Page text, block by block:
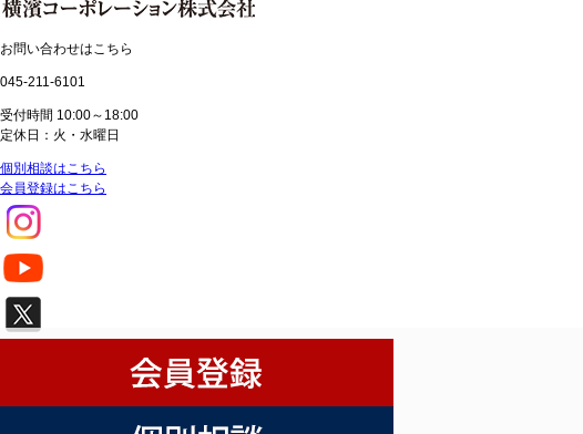
お問い合わせはこちら
045-211-6101
受付時間 10:00～18:00
定休日：火・水曜日
個別相談はこちら
会員登録はこちら
Copyright (C) yokohamacorporation,.co.ltd. All Rights Reserved.